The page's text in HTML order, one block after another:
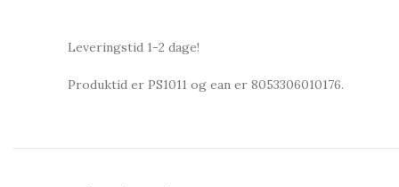
Leveringstid 1-2 dage!
Produktid er PS1011 og ean er 8053306010176.